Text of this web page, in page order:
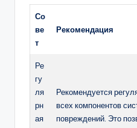
Со
ве
т
Рекомендация
Ре
гу
ля
рн
ая
Рекомендуется
всех компонентов
повреждений. Это